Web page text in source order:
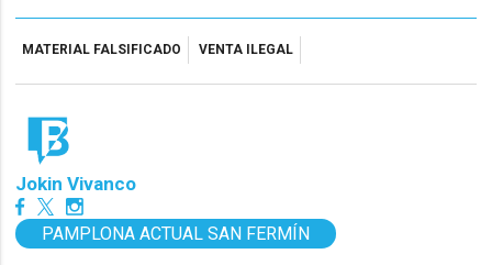
MATERIAL FALSIFICADO VENTA ILEGAL
Jokin Vivanco
PAMPLONA ACTUAL SAN FERMÍN